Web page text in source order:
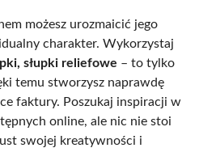
możesz urozmaicić jego
charakter. Wykorzystaj
słupki reliefowe – to tylko
temu stworzysz naprawdę
faktury. Poszukaj inspiracji w
online, ale nic nie stoi
swojej kreatywności i